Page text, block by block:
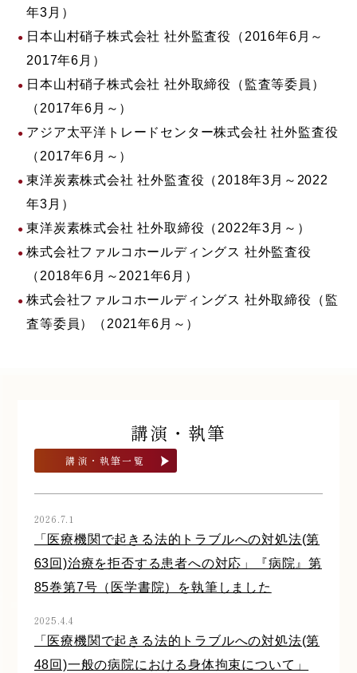
年3月）
日本山村硝子株式会社 社外監査役（2016年6月～
2017年6月）
日本山村硝子株式会社 社外取締役（監査等委員）
（2017年6月～）
アジア太平洋トレードセンター株式会社 社外監査役
（2017年6月～）
東洋炭素株式会社 社外監査役（2018年3月～2022
年3月）
東洋炭素株式会社 社外取締役（2022年3月～）
株式会社ファルコホールディングス 社外監査役
（2018年6月～2021年6月）
株式会社ファルコホールディングス 社外取締役（監
査等委員）（2021年6月～）
講演・執筆
講演・執筆一覧
2026.7.1
「医療機関で起きる法的トラブルへの対処法(第
63回)治療を拒否する患者への対応」『病院』第
85巻第7号（医学書院）を執筆しました
2025.4.4
「医療機関で起きる法的トラブルへの対処法(第
48回)一般の病院における身体拘束について」